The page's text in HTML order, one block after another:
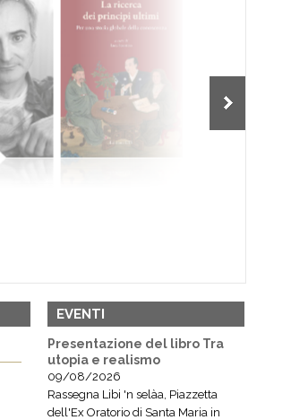
EVENTI
Presentazione del libro Tra
utopia e realismo
09/08/2026
Rassegna Libi 'n selàa, Piazzetta
dell'Ex Oratorio di Santa Maria in